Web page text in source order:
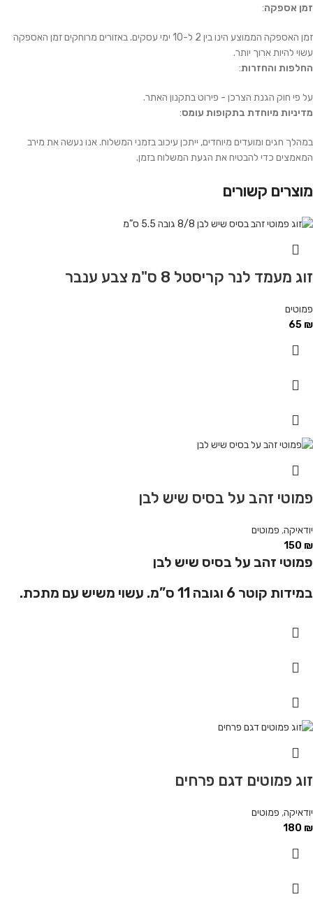
זמן אספקה:
זמן האספקה הממוצע הינו בין 2 ל-10 ימי עסקים. באזורים מרוחקים זמן האספקה
עשוי להיות ארוך יותר.
החלפות והחזרות:
על פי חוק הגנת הצרכן - פירוט בתקנון האתר.
מדיניות מיוחדת בתקופות עומס:
במהלך חגים ומועדים מיוחדים, ייתכן עיכוב בזמני המשלוח. אנו נעשה את מירב
המאמצים כדי להבטיח את הגעת המשלוח בזמן.
מוצרים קשורים
זוג מעמד לנר קריסטל 8 ס"מ צבע ענבר
פמוטים
65₪
פמוטי זהב על בסיס שיש לבן
יודאיקה, פמוטים
150 ₪
פמוטי זהב על בסיס שיש לבן
במידות קוטר 6 וגובה 11 ס”מ.
עשוי משיש עם מתכת.
זוג פמוטים דגם פרחים
יודאיקה, פמוטים
180 ₪